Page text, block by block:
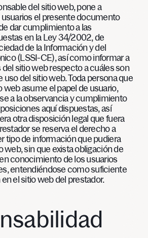
del sitio web, pone a
el presente documento
dar cumplimiento a las
en la Ley 34/2002, de
de la Información y del
(LSSI-CE), así como informar a
sitio web respecto a cuáles son
uso del sitio web. Toda persona que
web asume el papel de usuario,
a la observancia y cumplimiento
aquí dispuestas, así
otra disposición legal que fuera
se reserva el derecho a
tipo de información que pudiera
web, sin que exista obligación de
conocimiento de los usuarios
entendiéndose como suficiente
el sitio web del prestador.